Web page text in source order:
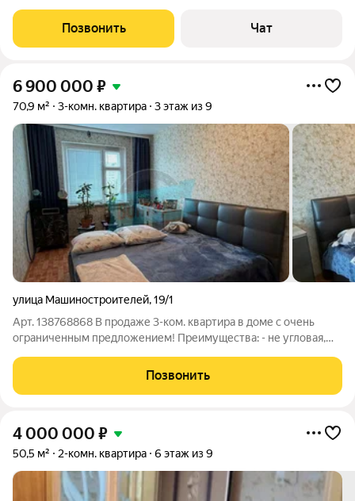
детсады,школы,магазины, аптеки, остановки общественного
транспорта, рынок,
Позвонить Чат
6 900 000 ₽
70,9 м² 3-комн. квартира 3 этаж из 9
улица Машиностроителей,19/1
Арт. 138768868 В продаже 3-ком. квартира в доме с очень
ограниченным предложением! Преимущества: - не угловая,
этаж (9-ти этажного дома) - удобная планировка: просторная
кухня 13 кв. м с выходом
Позвонить
4 000 000 ₽
50,5 м² 2-комн. квартира 6 этаж из 9